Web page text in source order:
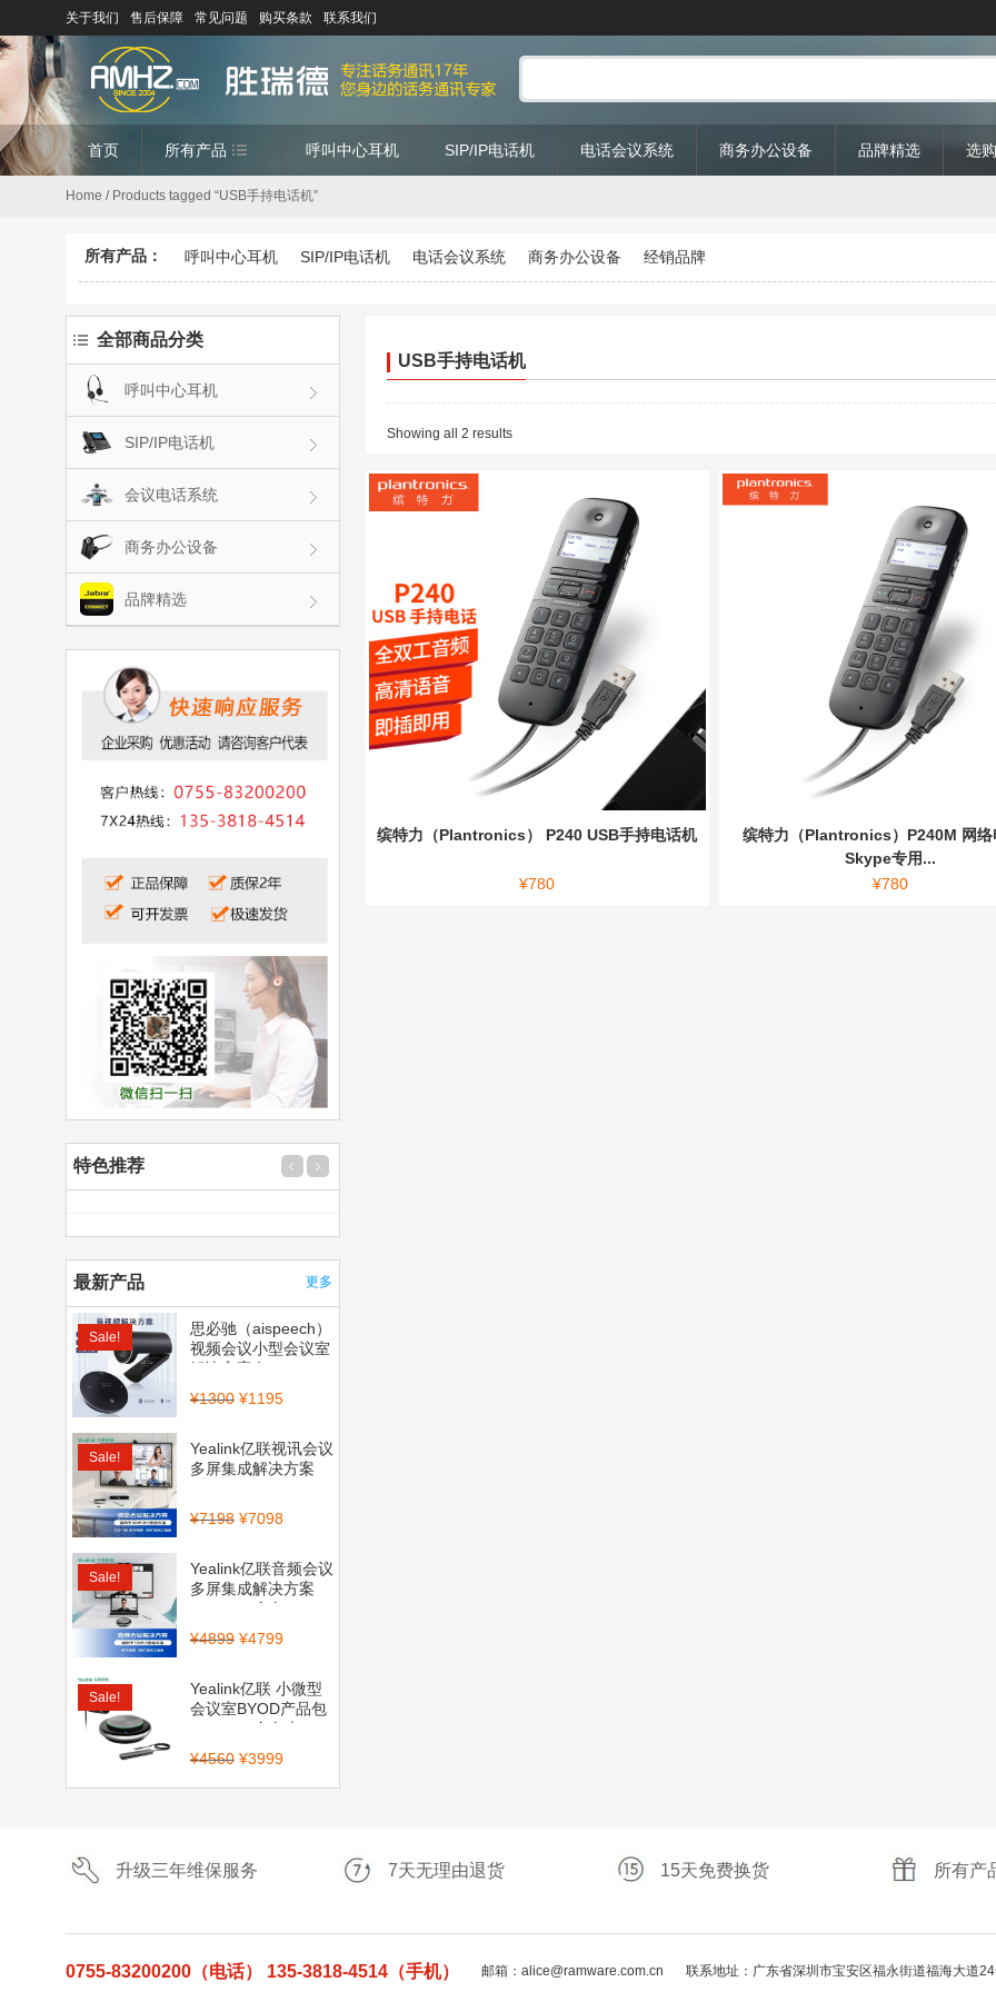
关于我们 售后保障 常见问题 购买条款 联系我们
首页 所有产品 呼叫中心耳机 SIP/IP电话机 电话会议系统 商务办公设备 品牌精选 选
Home / Products tagged “USB手持电话机”
所有产品： 呼叫中心耳机 SIP/IP电话机 电话会议系统 商务办公设备 经销品牌
全部商品分类
呼叫中心耳机
SIP/IP电话机
会议电话系统
商务办公设备
品牌精选
特色推荐
最新产品 更多
Sale!
思必驰（aispeech）
视频会议小型会议室
解决方案套...
¥1300 ¥1195
Sale!
Yealink亿联视讯会议
多屏集成解决方案
¥7198 ¥7098
Sale!
Yealink亿联音频会议
多屏集成解决方案
（CP700全向...
¥4899 ¥4799
Sale!
Yealink亿联 小微型
会议室BYOD产品包
（CP900全向麦...
¥4560 ¥3999
USB手持电话机
Showing all 2 results
缤特力（Plantronics） P240 USB手持电话机
¥780
缤特力（Plantronics）P240M 网络
Skype专用...
¥780
升级三年维保服务 7天无理由退货 15天免费换货 所有产
0755-83200200（电话） 135-3818-4514（手机） 邮箱：alice@ramware.com.cn 联系地址：广东省深圳市宝安区福永街道福海大道